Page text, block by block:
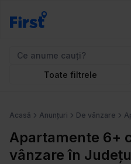
Toate filtrele
Acasă Anunțuri De vânzare
Apartamente 6+
vânzare în